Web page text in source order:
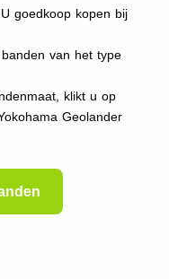
goedkoop kopen bij
van het type
klikt u op
Geolander